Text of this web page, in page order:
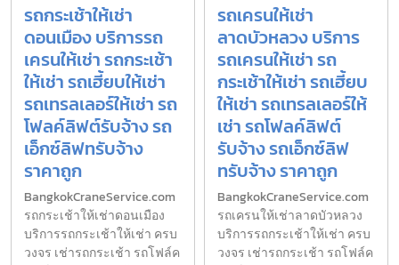
รถกระเช้าให้เช่า
ดอนเมือง บริการรถ
เครนให้เช่า รถกระเช้า
ให้เช่า รถเฮี้ยบให้เช่า
รถเทรลเลอร์ให้เช่า รถ
โฟลค์ลิฟต์รับจ้าง รถ
เอ็กซ์ลิฟทรับจ้าง
ราคาถูก
BangkokCraneService.com
รถกระเช้าให้เช่าดอนเมือง
บริการรถกระเช้าให้เช่า ครบ
วงจร เช่ารถกระเช้า รถโฟล์ค
รถเครนให้เช่า
ลาดบัวหลวง บริการ
รถเครนให้เช่า รถ
กระเช้าให้เช่า รถเฮี้ยบ
ให้เช่า รถเทรลเลอร์ให้
เช่า รถโฟลค์ลิฟต์
รับจ้าง รถเอ็กซ์ลิฟ
ทรับจ้าง ราคาถูก
BangkokCraneService.com
รถเครนให้เช่าลาดบัวหลวง
บริการรถกระเช้าให้เช่า ครบ
วงจร เช่ารถกระเช้า รถโฟล์ค